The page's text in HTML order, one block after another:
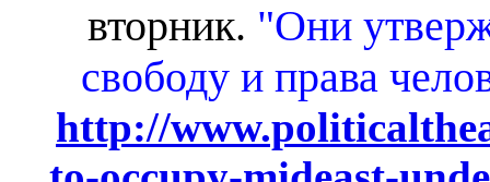
вторник. "Они
свободу и права
http://